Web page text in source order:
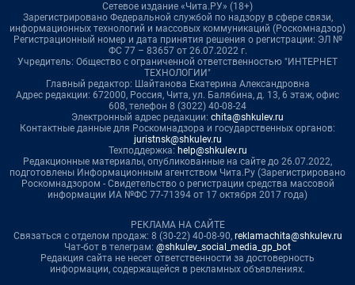
Сетевое издание «Чита.РУ» (18+)
Зарегистрировано Федеральной службой по надзору в сфере связи,
информационных технологий и массовых коммуникаций (Роскомнадзор)
Регистрационный номер и дата принятия решения о регистрации: ЭЛ №
ФС 77 – 83657 от 26.07.2022 г.
Учредитель: Общество с ограниченной ответственностью "ИНТЕРНЕТ
ТЕХНОЛОГИИ"
Главный редактор: Шайтанова Екатерина Александровна
Адрес редакции: 672000, Россия, Чита, ул. Балябина, д. 13, 6 этаж, офис
608, телефон 8 (3022) 40-08-24
Электронный адрес редакции: chita@shkulev.ru
Контактные данные для Роскомнадзора и государственных органов:
juristnsk@shkulev.ru
Техподдержка: help@shkulev.ru
Редакционные материалы, опубликованные на сайте до 26.07.2022,
подготовлены Информационным агентством Чита.Ру (Зарегистрировано
Роскомнадзором - Свидетельство о регистрации средства массовой
информации ИА №ФС 77-71394 от 17 октября 2017 года)
РЕКЛАМА НА САЙТЕ
Связаться с отделом продаж: 8 (30-22) 40-08-90, reklamachita@shkulev.ru
Чат-бот в телеграм: @shkulev_social_media_gp_bot
Редакция сайта не несет ответственности за достоверность
информации, содержащейся в рекламных объявлениях.